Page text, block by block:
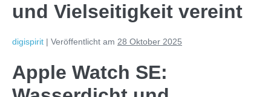
und Vielseitigkeit vereint
digispirit | Veröffentlicht am 28 Oktober 2025
Apple Watch SE: